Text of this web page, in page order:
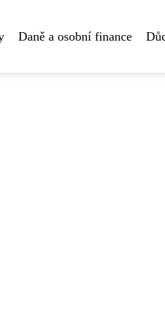
Daně a osobní finance